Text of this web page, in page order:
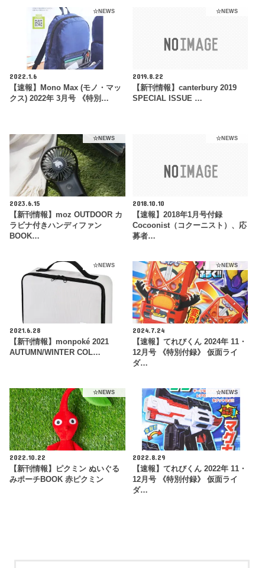
☆NEWS
2022.1.6
【速報】Mono Max (モノ・マッ
クス) 2022年 3月号 《特別…
☆NEWS
2019.8.22
【新刊情報】canterbury 2019
SPECIAL ISSUE …
☆NEWS
2023.6.15
【新刊情報】moz OUTDOOR カ
ラビナ付きハンディファン
BOOK…
☆NEWS
2018.10.10
【速報】2018年1月号付録
Cocoonist（コクーニスト）、応
募者…
☆NEWS
2021.6.28
【新刊情報】monpoké 2021
AUTUMN/WINTER COL…
☆NEWS
2024.7.24
【速報】てれびくん 2024年 11・
12月号 《特別付録》 仮面ライ
ダ…
☆NEWS
2022.10.22
【新刊情報】ピクミン ぬいぐる
みポーチBOOK 赤ピクミン
☆NEWS
2022.8.29
【速報】てれびくん 2022年 11・
12月号 《特別付録》 仮面ライ
ダ…